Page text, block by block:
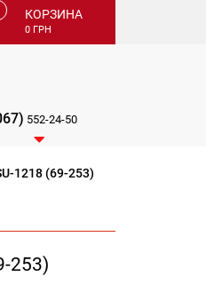
КОРЗИНА
0ГРН
552-24-50

1218 (69-253)
253)